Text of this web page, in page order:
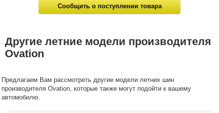
Сообщить о поступлении товара
Другие летние модели производителя
Ovation
Предлагаем Вам рассмотреть другие модели летних шин
производителя Ovation, которые также могут подойти к вашему
автомобилю.